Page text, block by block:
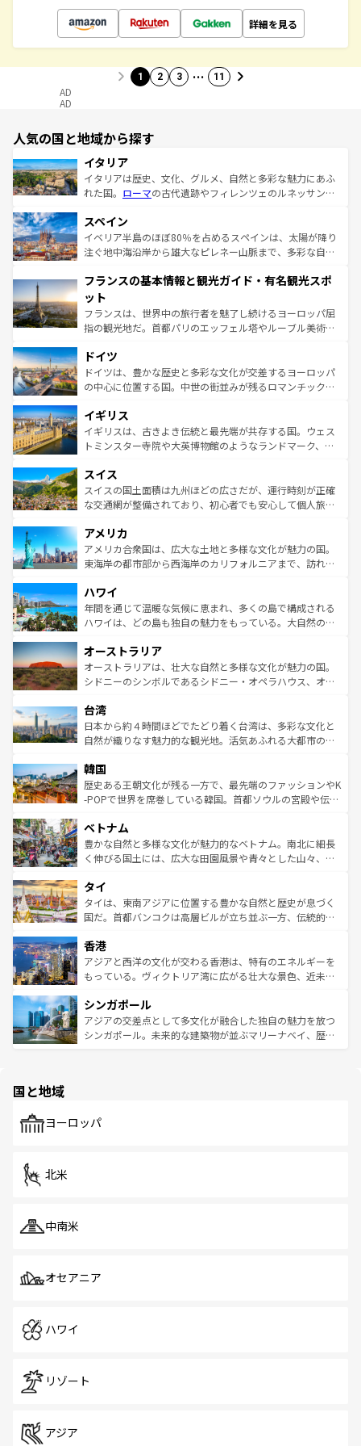
詳細を見る
1 2 3 … 11
AD
AD
人気の国と地域から探す
イタリア
イタリアは歴史、文化、グルメ、自然と多彩な魅力にあふ
れた国。 ローマの古代遺跡やフィレンツェのルネッサンス
ろん、トスカーナの美しい田園風景やアマルフィ海岸の絶
景など、自然景観も見逃せない。観光の合間には、本場の
ピザやパスタなど、絶品のイタリア料理を堪能することも
ませてくれるイタリアで、忘れられない旅をしてみよう！
なお、新着のイタリア情報は
しい。
スペイン
イベリア半島のほぼ80％を占めるスペインは、太陽が降り
注ぐ地中海沿岸から雄大なピレネー山脈まで、多彩な自然
文化が根付くこの国では、情熱的なフラメンコ、熱気あふ
れる闘牛、そして美味しいタパスが生活の一部となってい
る。首都マドリードの洗練された雰囲気や、バルセロナの
アートに溢れた街角から、地方では古代ローマ遺跡や中世
せる。地方によって風土や気候が異なるスペインはその個
性で訪れる人を魅了する。 なお、新着のスペイン情報は コ
ンテンツ一覧を参照してほしい。
フランスの基本情報と観光ガイド・有名観光スポ
ット
フランスは、世界中の旅行者を魅了し続けるヨーロッパ屈
指の観光地だ。首都パリのエッフェル塔やルーブル美術館
で、幅広い魅力が詰まっている。華麗な宮殿、歴史的な大
聖堂、美しいビーチ、そして豊かな自然が、訪れる者を心
から魅了する。また、フランスは美食の国としても知ら
いる。シャンパンの発祥地であるランス、プロヴァンスの
香り高いラベンダー畑など、多彩な楽しみ方が可能だ。さ
らに、パリ以外の地域にも魅力が溢れており、どの街角に
れる地方に足を運ぶとそれぞれで全く異なる文化を体験で
きるだろう。 なお、新着のフランス情報はコンテンツ一覧
を参照してほしい。
ドイツ
ドイツは、豊かな歴史と多彩な文化が交差するヨーロッパ
の中心に位置する国。中世の街並みが残るロマンチック街
顔を持つこの国は、どこを歩いても飽きることがない。ベ
ルリンの文化的活気、バイエルン州のアルプスの絶景、そ
してライン川沿いのワイン畑といった風景は必見。ビール
は、お酒好きな人にはぜひ体験してほしい。 なお、新着の
ドイツ情報はコンテンツ一覧を参照してほしい。
イギリス
イギリスは、古きよき伝統と最先端が共存する国。ウェス
トミンスター寺院や大英博物館のようなランドマーク、歴
リアごとに異なる魅力がある。また、優雅なアフタヌーン
ティー、ビール好きにはたまらない英国パブ、サッカー観
戦など、本場だからこそできる体験も豊富。イギリスを旅
ンツ一覧を参照してほしい。
スイス
スイスの国土面積は九州ほどの広さだが、運行時刻が正確
な交通網が整備されており、初心者でも安心して個人旅行
の建物がそのまま残る町や、スイスならではのユニークな
博物館もあり、アルプス観光だけでなく町歩きも満喫する
ことができる。国民の所得が高いため物価も高いが、旅行
ば市内交通費無料で観光を楽しむこともできる。 なお、新
着のスイス情報はコンテンツ一覧 を参照してほしい。
アメリカ
アメリカ合衆国は、広大な土地と多様な文化が魅力の国。
東海岸の都市部から西海岸のカリフォルニアまで、訪れる
のような巨大都市は、観光、ショッピング、エンターテイ
ンメントが詰まった刺激的なスポットだ。一方、アメリカ
西部には大自然が広がり、グランドキャニオンやイエロー
部のニューオーリンズでは、音楽と美食が融合した独特の
文化が魅力。旅行者はアメリカの各地域で異なる魅力を楽
しみながら、その多様性と豊かな歴史を感じることができ
ならではの贅沢な旅のスタイルだ。 なお、新着のアメリカ
情報はコンテンツ一覧を参照してほしい。
ハワイ
年間を通じて温暖な気候に恵まれ、多くの島で構成される
ハワイは、どの島も独自の魅力をもっている。大自然の神
ワイ島は見逃せない。また、定番の観光地といえばオアフ
島だが、静かな自然を求めるならマウイ島やカウアイ島が
おすすめ。エメラルドグリーンに輝く海をはじめ、豊かな
れるおもてなしの心で訪れる人々を迎えてくれるハワイの
人々、おいしいローカルフードやハワイアンミュージッ
ク、伝統的なフラダンスなど、すべてがハワイの魅力を彩
ワイを、存分に味わってほしい。 なお、新着のハワイ情報
はコンテンツ一覧を参照してほしい。
オーストラリア
オーストラリアは、壮大な自然と多様な文化が魅力の国。
シドニーのシンボルであるシドニー・オペラハウス、オー
リアリーフや大陸中央部にそびえるウルル（エアーズロッ
ク）、タスマニアの美しい原生林やケアンズの熱帯雨林な
ど、見どころがたくさん。また、カフェやワイン、オージ
いる。アクティビティも充実しており、サーフィンやダイ
ビング、ハイキングなど、アウトドア好きにはたまらな
い。オーストラリアの多彩な魅力を存分に味わいつくそ
参照してほしい。
台湾
日本から約４時間ほどでたどり着く台湾は、多彩な文化と
自然が織りなす魅力的な観光地。活気あふれる大都市の台
ン）、静ひつな山岳地帯である台湾東部など、都市の喧騒
と山間の静けさが共存しており、訪れる人に新しい発見と
驚きをもたらしてくれる。また、奥深い台湾の食文化も魅
容にもいいと評判のスイーツなど、バラエティ豊かな料理
が味わえる。 なお、新着の台湾情報は コンテンツ一覧を参
照してほしい。
韓国
歴史ある王朝文化が残る一方で、最先端のファッションやK
-POPで世界を席巻している韓国。首都ソウルの宮殿や伝統
き、地方に足を延ばせば四季折々の自然美を楽しむことが
できる。そして、キムチや焼肉、絶品のストリートフード
まで、さまざまな韓国料理が待っている。夜には、韓国な
リティに包まれながら、韓国の多彩な魅力を心ゆくまで味
わってみてほしい。 なお、新着の韓国情報はコンテンツ一
覧を参照してほしい。
ベトナム
豊かな自然と多様な文化が魅力的なベトナム。南北に細長
く伸びる国土には、広大な田園風景や青々とした山々、世
急速な発展と共に伝統が息づく。ハノイの古い町並みやホ
ーチミン市のフランス統治時代の建物も、独特の雰囲気を
醸し出している。また、バラエティの豊かさとおいしさで
とつ。フォーやバインミー、ベトナムコーヒーなどは、ぜ
ひ現地で味わいたい。どの地域を訪れてもあたたかい人々
が旅行者を迎えてくれるので、きっと忘れられない旅にな
参照してほしい。
タイ
タイは、東南アジアに位置する豊かな自然と歴史が息づく
国だ。首都バンコクは高層ビルが立ち並ぶ一方、伝統的な
の活気が交差している。北部ではチェンマイなどの山岳地
帯で自然と触れ合い、南部ではプーケットやクラビの美し
いビーチでリゾート気分を楽しむことができる。タイ料理
激する。気候は一年中温暖で、どの季節にも異なる楽しみ
が待っている。親しみやすいタイの人々、仏教を中心とし
た文化、そして多様な観光資源が、訪れる旅人を魅了し続
香港
アジアと西洋の文化が交わる香港は、特有のエネルギーを
もっている。ヴィクトリア湾に広がる壮大な景色、近未来
み、どこを訪れても感動するはず。観光スポットが密集し
ており、効率よく見どころを回れるのも魅力。息をのむよ
うな絶景から文化的な体験まで、香港を存分に楽しみ尽く
シンガポール
アジアの交差点として多文化が融合した独自の魅力を放つ
シンガポール。未来的な建築物が並ぶマリーナベイ、歴史
で、ホーカーズは地元の風情を楽しめる外せないスポット
国と地域
ヨーロッパ
北米
中南米
オセアニア
ハワイ
リゾート
アジア